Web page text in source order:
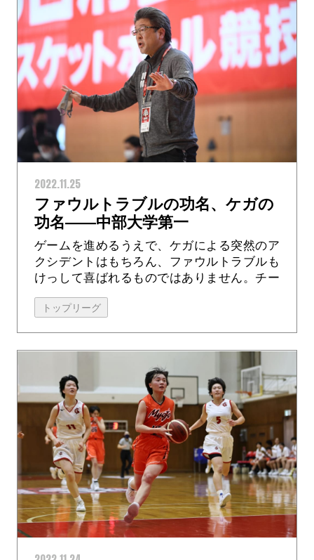
2022.11.25
ファウルトラブルの功名、ケガの
功名――中部大学第一
ゲームを進めるうえで、ケガによる突然のア
クシデントはもちろん、ファウルトラブルも
けっして喜ばれるものではありません。チー
もあるからです。 それがトーナメント形...
トップリーグ